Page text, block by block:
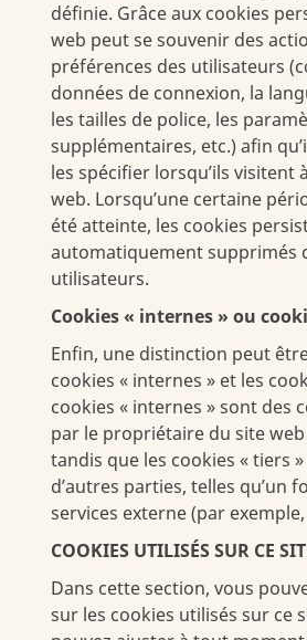
définie. Grâce aux cookies
web peut se souvenir des
préférences des utilisateurs
données de connexion, la
les tailles de police, les
supplémentaires, etc.) afin
les spécifier lorsqu’ils visitent
web. Lorsqu’une certaine
été atteinte, les cookies
automatiquement supprimés
utilisateurs.
Cookies « internes » ou
Enfin, une distinction peut
cookies « internes » et les
cookies « internes » sont des
par le propriétaire du site
tandis que les cookies « tiers
d’autres parties, telles qu’un
services externe (par
COOKIES UTILISÉS SUR CE
Dans cette section, vous
sur les cookies utilisés sur ce